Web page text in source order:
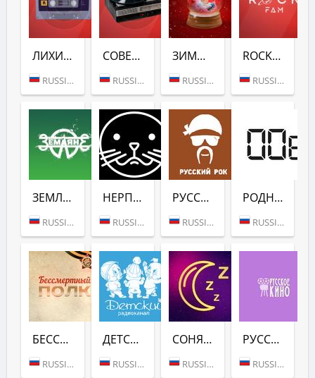
ЛИХИЕ ДЕВЯНОСТЫЕ (РУССКОЕ РАДИО)
RUSSIA (MOSCOW)
СОВЕТСКАЯ КЛАССИКА (РУССКОЕ РАДИО)
RUSSIA (MOSCOW)
ЗИМНЕЕ ЛЮБИМОЕ (РУССКОЕ РАДИО)
RUSSIA (MOSCOW)
ROCKFAM (РУССКОЕ РАДИО)
RUSSIA (MOSCOW)
ЗЕМЛЯНЕ (РУССКОЕ РАДИО)
RUSSIA (MOSCOW)
НЕРПА ЮМА: СКАЗКИ БАЙКАЛА (РУССКОЕ РАДИО)
RUSSIA (MOSCOW)
РУССКИЙ РОК (РУССКОЕ РАДИО)
RUSSIA (MOSCOW)
РОДНЫЕ НУЛЕВЫЕ (РУССКОЕ РАДИО)
RUSSIA (MOSCOW)
БЕССМЕРТНЫЙ ПОЛК (РУССКОЕ РАДИО)
RUSSIA (MOSCOW)
ДЕТСКИЙ КАНАЛ (РУССКОЕ РАДИО)
RUSSIA (MOSCOW)
СОНЯ (РУССКОЕ РАДИО)
RUSSIA (MOSCOW)
РУССКОЕ КИНО (РУССКОЕ РАДИО)
RUSSIA (MOSCOW)